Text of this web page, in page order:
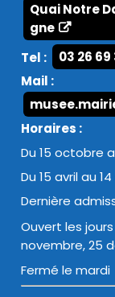
Quai Notre
gne
Tel :
03 26 69
Mail :
Horaires :
Du 15 octobre
Du 15 avril au
Dernière
Ouvert les
novembre, 25
Fermé le mardi